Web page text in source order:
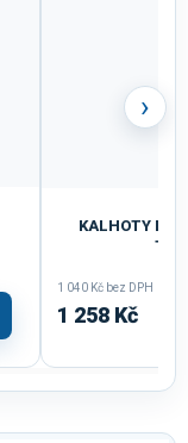
KALHOTY
1 040 Kč bez DPH
1 258 Kč
›